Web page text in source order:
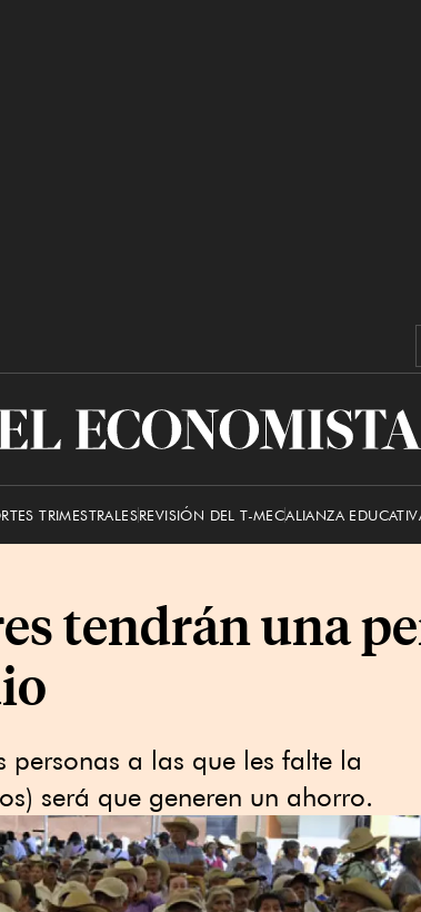
El
TRIMESTRALESREVISIÓN DEL T-MECALIANZA
tendrán una
a las que les falte la
será que generen un ahorro.